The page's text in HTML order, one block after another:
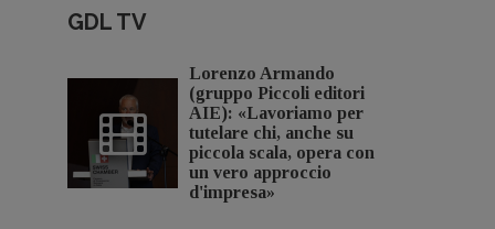
GDL TV
Lorenzo Armando
(gruppo Piccoli editori
AIE): «Lavoriamo per
tutelare chi, anche su
piccola scala, opera con
un vero approccio
d'impresa»